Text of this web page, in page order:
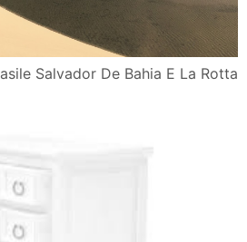
Salvador De Bahia E La Rotta